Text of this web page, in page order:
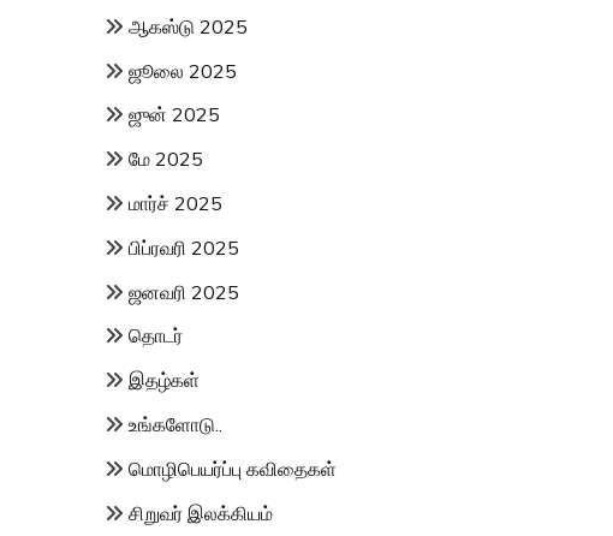
ஆகஸ்டு 2025
ஜூலை 2025
ஜுன் 2025
மே 2025
மார்ச் 2025
பிப்ரவரி 2025
ஜனவரி 2025
தொடர்
இதழ்கள்
உங்களோடு..
மொழிபெயர்ப்பு கவிதைகள்
சிறுவர் இலக்கியம்